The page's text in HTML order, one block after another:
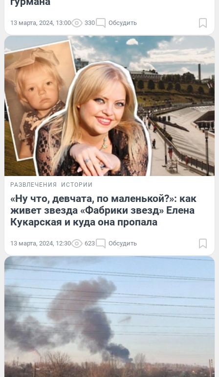
13 марта, 2024, 13:00 330 Обсудить
РАЗВЛЕЧЕНИЯ ИСТОРИИ
«Ну что, девчата, по маленькой?»: как
живет звезда «Фабрики звезд» Елена
Кукарская и куда она пропала
13 марта, 2024, 12:30 623 Обсудить